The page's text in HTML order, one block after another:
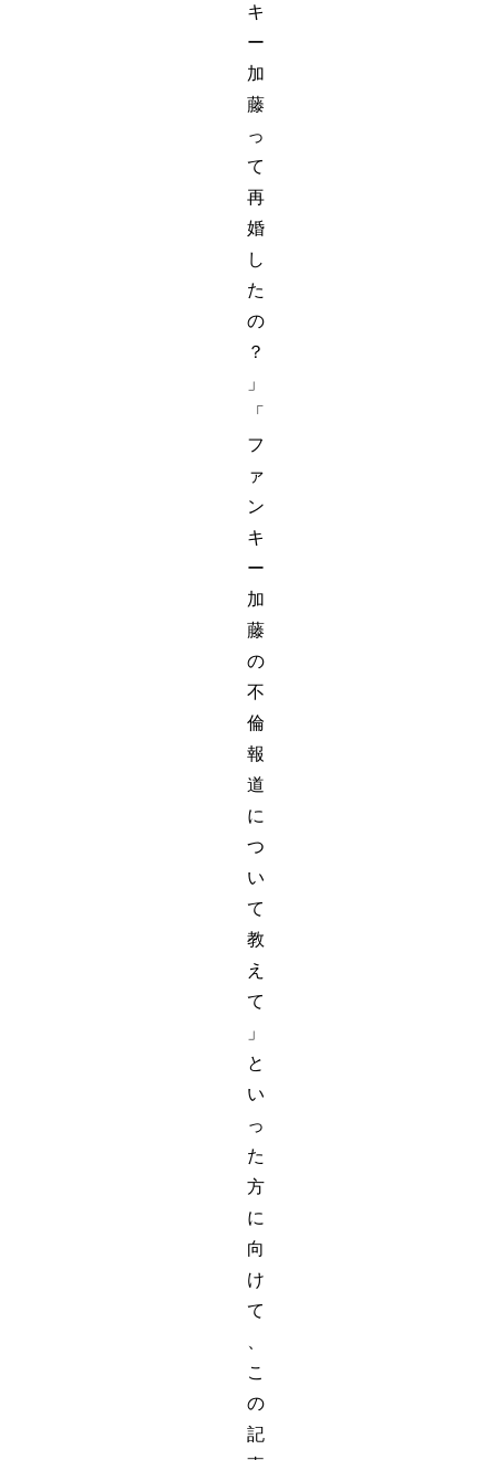
キ
ー
加
藤
っ
て
再
婚
し
た
の
？
」
「
フ
ァ
ン
キ
ー
加
藤
の
不
倫
報
道
に
つ
い
て
教
え
て
」
と
い
っ
た
方
に
向
け
て
こ
の
記